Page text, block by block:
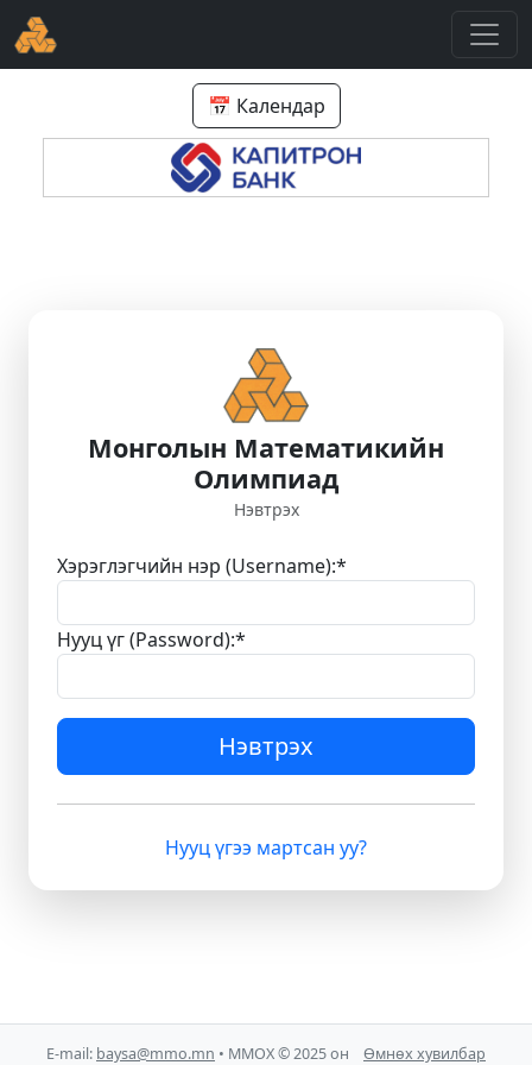
📅 Календар
Монголын Математикийн
Олимпиад
Нэвтрэх
Хэрэглэгчийн нэр (Username):*
Нууц үг (Password):*
Нэвтрэх
Нууц үгээ мартсан уу?
E-mail: baysa@mmo.mn • ММОХ © 2025 он Өмнөх хувилбар